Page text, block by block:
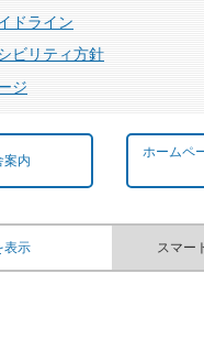
ドライン
ビリティ方針
ジ
案内
ホームペ
表示 スマー